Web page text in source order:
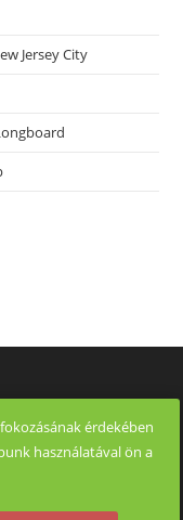
Jersey City
érdekében
használatával ön a